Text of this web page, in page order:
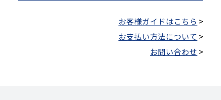
お客様ガイドはこちら >
お支払い方法について >
お問い合わせ >